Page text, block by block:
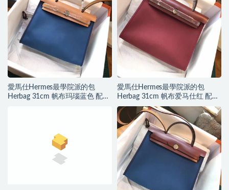
愛馬仕Hermes最學院派的包
Herbag 31cm 帆布玛瑙蓝色 配牛
愛馬仕Hermes最學院派的包
Herbag 31cm 帆布爱马仕红 配牛
皮